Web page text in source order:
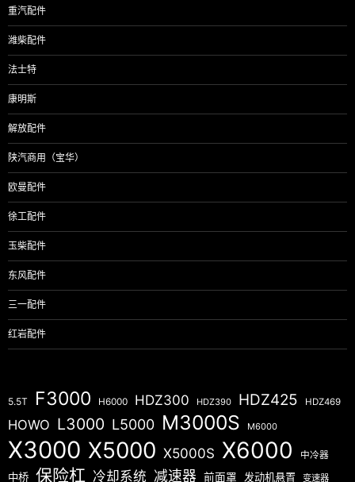
重汽配件
潍柴配件
法士特
康明斯
解放配件
陕汽商用（宝华）
欧曼配件
徐工配件
玉柴配件
东风配件
三一配件
红岩配件
5.5T F3000 H6000 HDZ300 HDZ390 HDZ425 HDZ469
HOWO L3000 L5000 M3000S M6000
X3000 X5000 X5000S X6000 中冷器
中桥 保险杠 冷却系统 减速器 前面罩 发动机悬置 变速器